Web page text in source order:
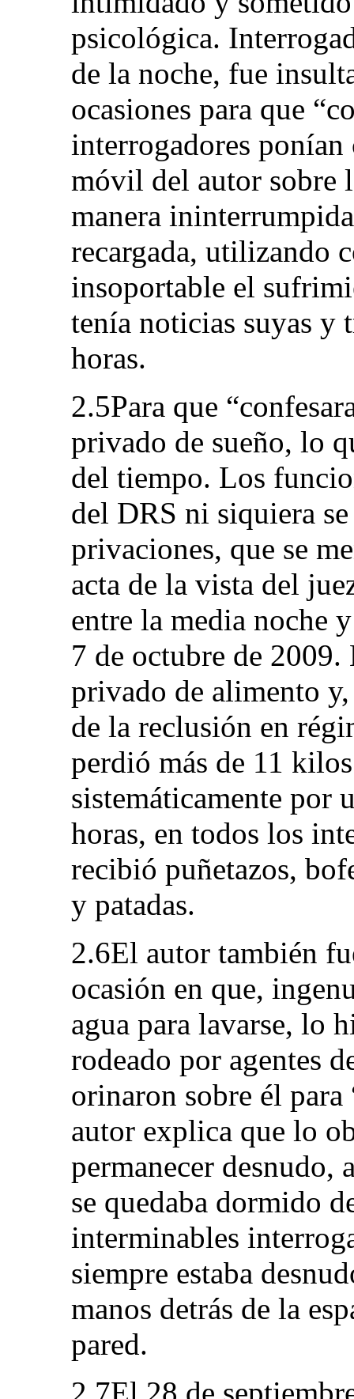
psicológica.
de la noche, fue
ocasiones para que
interrogadores
móvil del autor sobre
manera
recargada, utilizando
insoportable el
tenía noticias suyas y
horas.
2.5Para que
privado de sueño, lo
del tiempo. Los
del DRS ni siquiera
privaciones, que se
acta de la vista del
entre la media noche
7 de octubre de
privado de alimento
de la reclusión en
perdió más de 11
sistemáticamente por
horas, en todos los
recibió puñetazos,
y patadas.
2.6El autor también
ocasión en que,
agua para lavarse, lo
rodeado por agentes
orinaron sobre él
autor explica que lo
permanecer desnudo,
se quedaba dormido
interminables
siempre estaba
manos detrás de la
pared.